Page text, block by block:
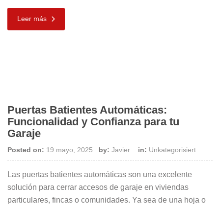
Leer más
Puertas Batientes Automáticas:
Funcionalidad y Confianza para tu
Garaje
Posted on: 19 mayo, 2025 by: Javier in: Unkategorisiert
Las puertas batientes automáticas son una excelente
solución para cerrar accesos de garaje en viviendas
particulares, fincas o comunidades. Ya sea de una hoja o